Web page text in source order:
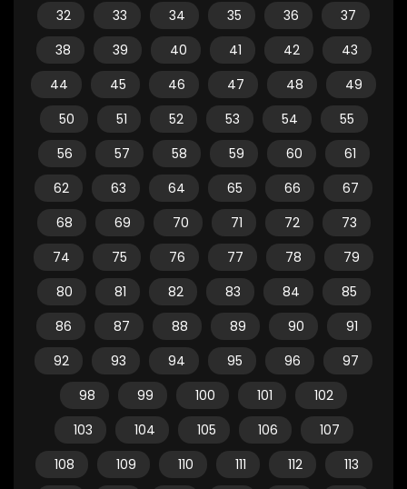
32
33 34 35 36
37
38
39 40 41 42
43
44
45 46 47 48
49
50
51 52 53 54
55
56
57 58 59 60
61
62
63 64 65 66
67
68
69 70 71 72
73
74
75 76 77 78
79
80
81 82 83 84
85
86
87 88 89 90
91
92
93 94 95 96
97
98
99 100 101
102
103
104 105 106
107
108
109 110 111 112
113